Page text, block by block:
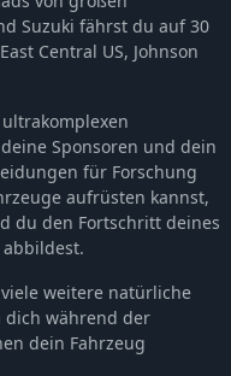
Suzuki fährst du auf 30
Central US, Johnson
Sponsoren und dein
für Forschung
aufrüsten kannst,
du den Fortschritt deines
weitere natürliche
dich während der
dein Fahrzeug